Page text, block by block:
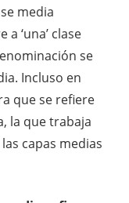
media
‘una’ clase
se
Incluso en
que se refiere
la que trabaja
capas medias